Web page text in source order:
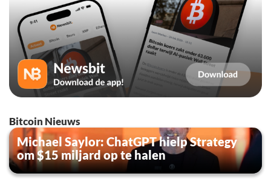
Bitcoin Nieuws
Michael Saylor: ChatGPT hielp Strategy
om $15 miljard op te halen